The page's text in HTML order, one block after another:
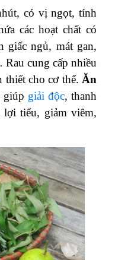
có vị ngọt, tính
các hoạt chất có
giấc ngủ, mát gan,
cung cấp nhiều
thiết cho cơ thể. Ăn
giúp giải độc, thanh
lợi tiểu, giảm viêm,